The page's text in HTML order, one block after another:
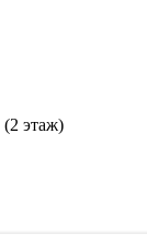
(2 этаж)